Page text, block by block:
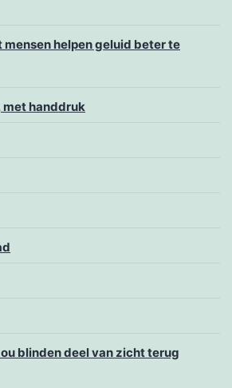
mensen helpen geluid beter te
met handdruk
blinden deel van zicht terug